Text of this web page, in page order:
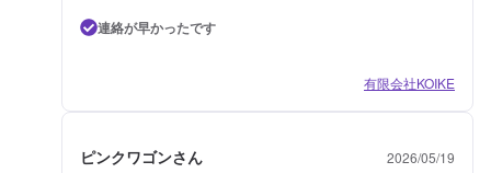
連絡が早かったです
有限会社KOIKE
ピンクワゴンさん 2026/05/19